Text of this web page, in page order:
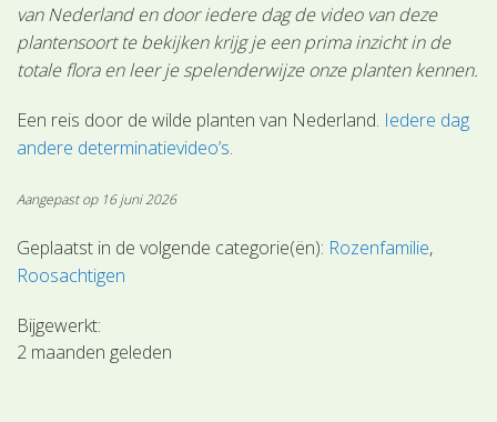
van Nederland en door iedere dag de video van deze
plantensoort te bekijken krijg je een prima inzicht in de
totale flora en leer je spelenderwijze onze planten kennen.
Een reis door de wilde planten van Nederland. Iedere dag
andere determinatievideo’s.
Aangepast op 16 juni 2026
Geplaatst in de volgende categorie(ën): Rozenfamilie
Roosachtigen
Bijgewerkt:
2 maanden geleden